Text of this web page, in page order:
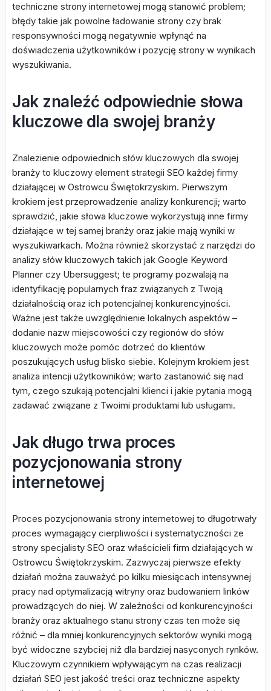
techniczne strony internetowej mogą stanowić problem;
błędy takie jak powolne ładowanie strony czy brak
responsywności mogą negatywnie wpłynąć na
doświadczenia użytkowników i pozycję strony w wynikach
wyszukiwania.
Jak znaleźć odpowiednie słowa
kluczowe dla swojej branży
Znalezienie odpowiednich słów kluczowych dla swojej
branży to kluczowy element strategii SEO każdej firmy
działającej w Ostrowcu Świętokrzyskim. Pierwszym
krokiem jest przeprowadzenie analizy konkurencji; warto
sprawdzić, jakie słowa kluczowe wykorzystują inne firmy
działające w tej samej branży oraz jakie mają wyniki w
wyszukiwarkach. Można również skorzystać z narzędzi do
analizy słów kluczowych takich jak Google Keyword
Planner czy Ubersuggest; te programy pozwalają na
identyfikację popularnych fraz związanych z Twoją
działalnością oraz ich potencjalnej konkurencyjności.
Ważne jest także uwzględnienie lokalnych aspektów –
dodanie nazw miejscowości czy regionów do słów
kluczowych może pomóc dotrzeć do klientów
poszukujących usług blisko siebie. Kolejnym krokiem jest
analiza intencji użytkowników; warto zastanowić się nad
tym, czego szukają potencjalni klienci i jakie pytania mogą
zadawać związane z Twoimi produktami lub usługami.
Jak długo trwa proces
pozycjonowania strony
internetowej
Proces pozycjonowania strony internetowej to długotrwały
proces wymagający cierpliwości i systematyczności ze
strony specjalisty SEO oraz właścicieli firm działających w
Ostrowcu Świętokrzyskim. Zazwyczaj pierwsze efekty
działań można zauważyć po kilku miesiącach intensywnej
pracy nad optymalizacją witryny oraz budowaniem linków
prowadzących do niej. W zależności od konkurencyjności
branży oraz aktualnego stanu strony czas ten może się
różnić – dla mniej konkurencyjnych sektorów wyniki mogą
być widoczne szybciej niż dla bardziej nasyconych rynków.
Kluczowym czynnikiem wpływającym na czas realizacji
działań SEO jest jakość treści oraz techniczne aspekty